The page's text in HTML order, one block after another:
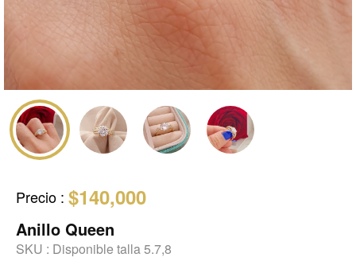
Precio : $140,000
Anillo Queen
SKU : Disponible talla 5.7,8